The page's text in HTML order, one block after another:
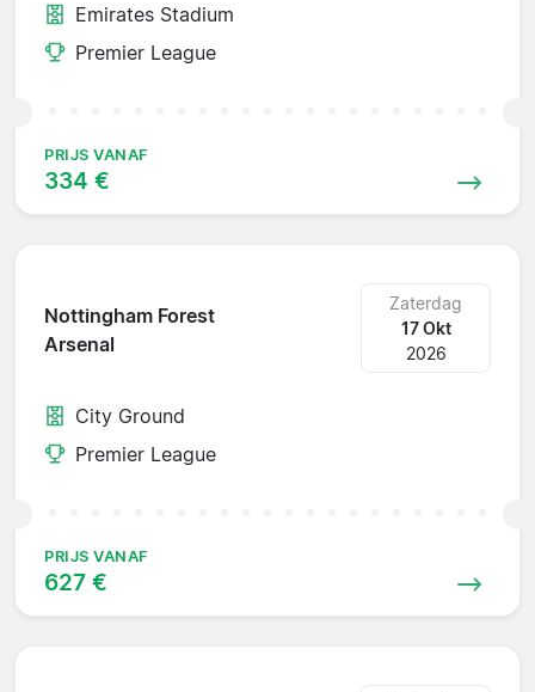
Emirates Stadium
Premier League
PRIJS VANAF
334 €
Nottingham Forest
Arsenal
Zaterdag
17 Okt
2026
City Ground
Premier League
PRIJS VANAF
627 €